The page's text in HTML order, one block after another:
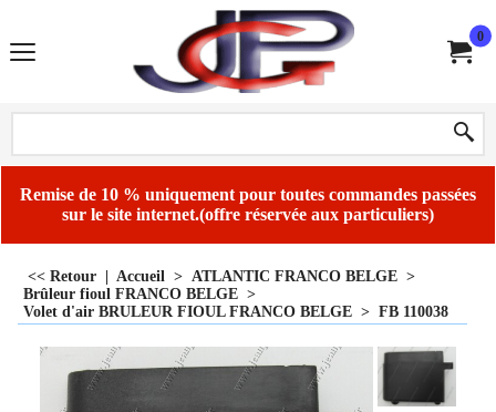
0
Remise de 10 % uniquement pour toutes commandes passées
sur le site internet.(offre réservée aux particuliers)
<< Retour Accueil > ATLANTIC FRANCO BELGE >
Brûleur fioul FRANCO BELGE >
Volet d'air BRULEUR FIOUL FRANCO BELGE > FB 110038